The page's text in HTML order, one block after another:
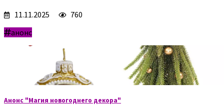
11.11.2025
760
анонс
Анонс "Магия новогоднего декора"